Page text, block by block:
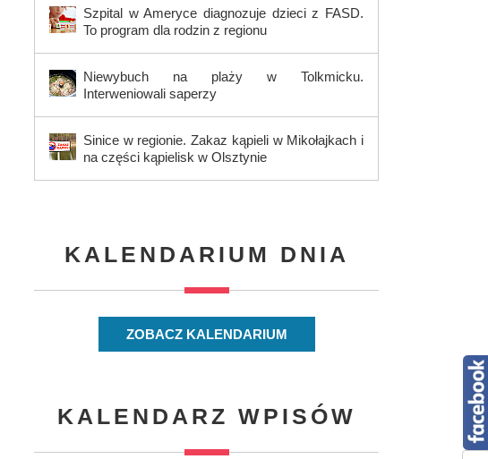
Szpital w Ameryce diagnozuje dzieci z FASD.
To program dla rodzin z regionu
Niewybuch na plaży w Tolkmicku.
Interweniowali saperzy
Sinice w regionie. Zakaz kąpieli w Mikołajkach i
na części kąpielisk w Olsztynie
KALENDARIUM DNIA
ZOBACZ KALENDARIUM
KALENDARZ WPISÓW